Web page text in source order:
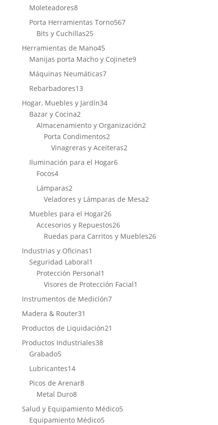
Moleteadores88
productos
Porta Herramientas Torno567567
Bits y Cuchillas2525
productos
Herramientas de Mano4545
productos
Manijas porta Macho y Cojinete99
Máquinas Neumáticas77
Rebarbadores1313
productos
Hogar, Muebles y Jardín3434
Bazar y Cocina22
productos
Almacenamiento y Organización22
Porta Condimentos22
productos
Vinagreras y Aceiteras22
Iluminación para el Hogar66
Focos44
productos
Lámparas22
productos
Veladores y Lámparas de Mesa22
Muebles para el Hogar2626
productos
Accesorios y Repuestos2626
productos
Ruedas para Carritos y Muebles2626
Industrias y Oficinas1
Seguridad Laboral1
producto
Protección Personal1
producto
Visores de Protección Facial1
Instrumentos de Medición77
Madera & Router31
productos
Productos de Liquidación21
Productos Industriales3838
Grabado55
productos
Lubricantes1414
productos
Picos de Arenar88
Metal Duro88
productos
Salud y Equipamiento Médico55
Equipamiento Médico55